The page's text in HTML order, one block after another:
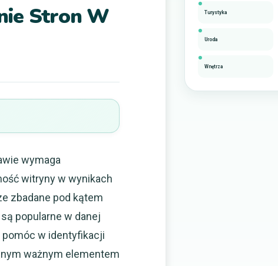
Stron W
wymaga
witryny w wynikach
zbadane pod kątem
popularne w danej
pomóc w identyfikacji
ważnym elementem
Turystyka
Uroda
Wnętrza